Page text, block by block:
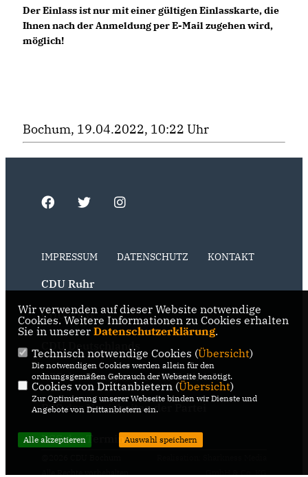
Der Einlass ist nur mit einer gültigen Einlasskarte, die
Ihnen nach der Anmeldung per E-Mail zugehen wird,
möglich!
Bochum, 19.04.2022, 10:22 Uhr
IMPRESSUM DATENSCHUTZ KONTAKT
CDU Ruhr
CDU NRW
RSS der Neuigkeiten der Fraktion
RSS der Neuigkeiten der Partei
RSS der Termine
Wir verwenden auf dieser Website notwendige
Cookies. Weitere Informationen zu Cookies erhalten
Sie in unserer Datenschutzerklärung.
Technisch notwendige Cookies (Übersicht)
Die notwendigen Cookies werden allein für den
ordnungsgemäßen Gebrauch der Webseite benötigt.
Cookies von Drittanbietern (Übersicht)
Zur Optimierung unserer Webseite binden wir Dienste und
Angebote von Drittanbietern ein.
Alle akzeptieren Auswahl speichern